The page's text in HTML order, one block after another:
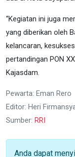
“Kegiatan ini juga
yang diberikan oleh
kelancaran,
pertandingan PON
Kajasdam.
Pewarta: Eman Rero
Editor: Heri
Sumber: RRI
Anda dapat